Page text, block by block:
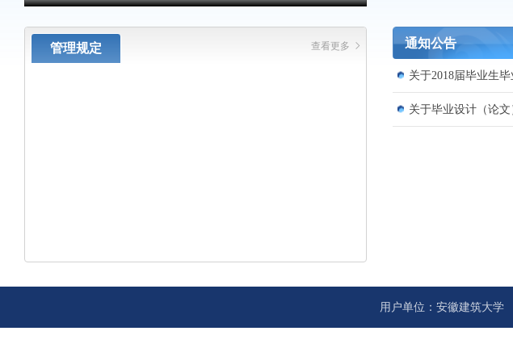
管理规定 查看更多 通知公告
关于2018届毕业生
关于毕业设计（论
用户单位： 安徽建筑大学